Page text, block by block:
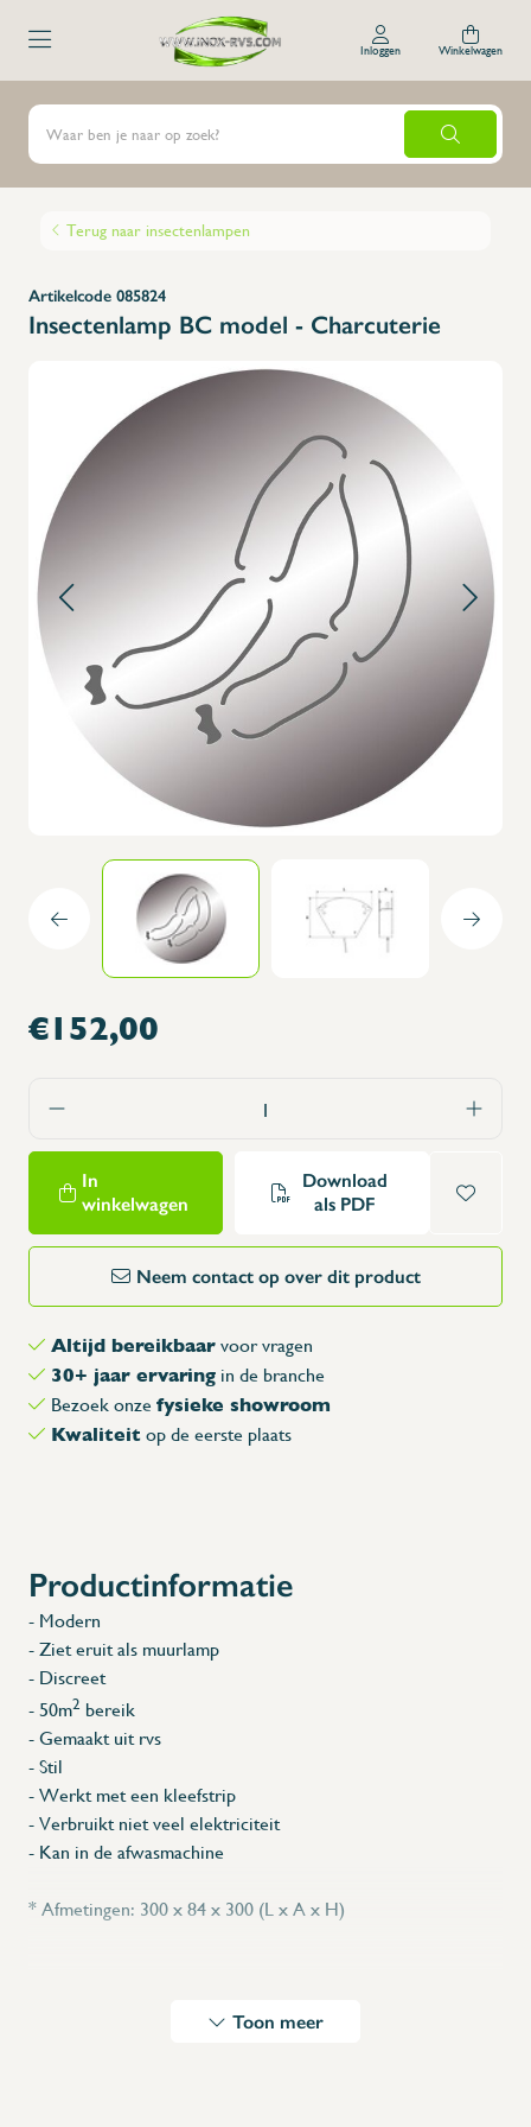
Inloggen Winkelwagen
Terug naar insectenlampen
Artikelcode 085824
Insectenlamp BC model - Charcuterie
€152,00
In
winkelwagen
Download
als PDF
Neem contact op over dit product
Altijd bereikbaar voor vragen
30+ jaar ervaring in de branche
Bezoek onze fysieke showroom
Kwaliteit op de eerste plaats
Productinformatie
- Modern
- Ziet eruit als muurlamp
- Discreet
- 50m2 bereik
- Gemaakt uit rvs
- Stil
- Werkt met een kleefstrip
- Verbruikt niet veel elektriciteit
- Kan in de afwasmachine
* Afmetingen: 300 x 84 x 300 (L x A x H)
Toon meer